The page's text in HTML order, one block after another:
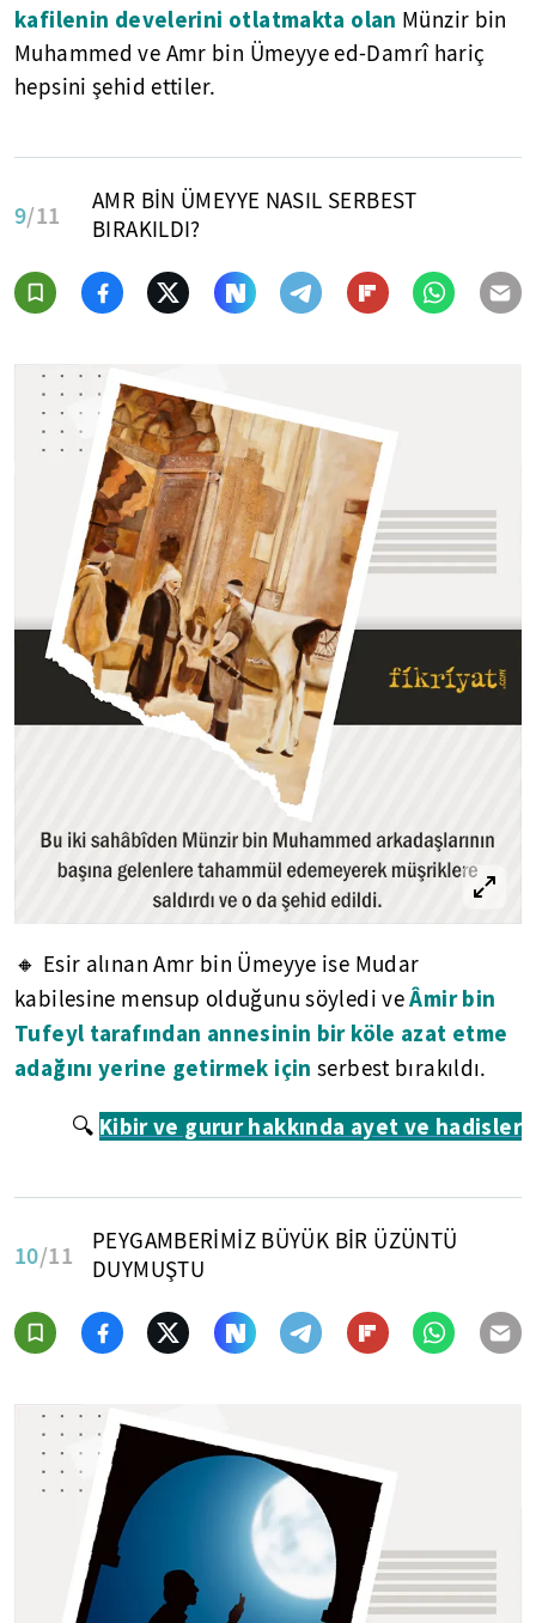
kafilenin develerini otlatmakta olan Münzir bin
Muhammed ve Amr bin Ümeyye ed-Damrî hariç
hepsini şehid ettiler.
9/11
AMR BİN ÜMEYYE NASIL SERBEST
BIRAKILDI?
🔸 Esir alınan Amr bin Ümeyye ise Mudar
kabilesine mensup olduğunu söyledi veÂmir bin
Tufeyl tarafından annesinin bir köle azat etme
adağını yerine getirmek için serbest bırakıldı.
🔍 Kibir ve gurur hakkında ayet ve hadisler
10/11
PEYGAMBERİMİZ BÜYÜK BİR ÜZÜNTÜ
DUYMUŞTU